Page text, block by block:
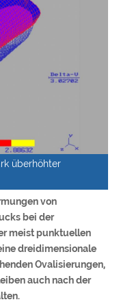
überhöhter
von
bei der
meist punktuellen
dreidimensionale
Ovalisierungen,
auch nach der